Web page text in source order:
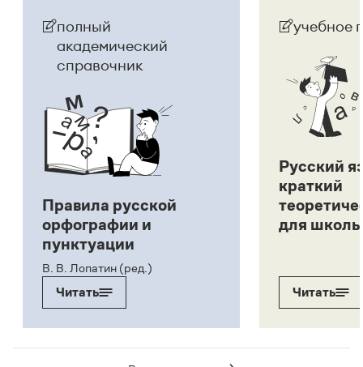
полный
академический
справочник
Правила русской
орфографии и
пунктуации
В. В. Лопатин (ред.)
Читать
учебное
Русский
краткий
для
Читать